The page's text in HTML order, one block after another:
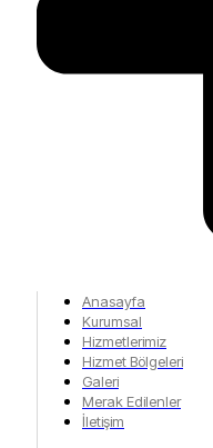
Anasayfa
Kurumsal
Hizmetlerimiz
Hizmet Bölgeleri
Galeri
Merak Edilenler
İletişim